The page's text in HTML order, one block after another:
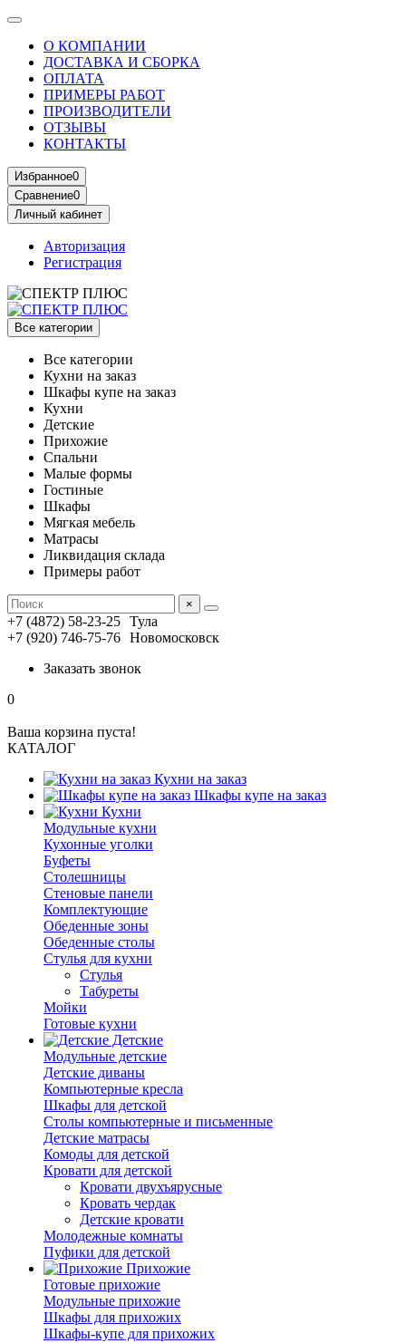
О КОМПАНИИ
ДОСТАВКА И СБОРКА
ОПЛАТА
ПРИМЕРЫ РАБОТ
ПРОИЗВОДИТЕЛИ
ОТЗЫВЫ
КОНТАКТЫ
Избранное0
Сравнение0
Личный кабинет
Авторизация
Регистрация
Все категории
Все категории
Кухни на заказ
Шкафы купе на заказ
Кухни
Детские
Прихожие
Спальни
Малые формы
Гостиные
Шкафы
Мягкая мебель
Матрасы
Ликвидация склада
Примеры работ
×
+7 (4872) 58-23-25 Тула
+7 (920) 746-75-76 Новомосковск
Заказать звонок
0
Ваша корзина пуста!
КАТАЛОГ
Кухни на заказ
Шкафы купе на заказ
Кухни
Модульные кухни
Кухонные уголки
Буфеты
Столешницы
Стеновые панели
Комплектующие
Обеденные зоны
Обеденные столы
Стулья для кухни
Cтулья
Табуреты
Мойки
Готовые кухни
Детские
Модульные детские
Детские диваны
Компьютерные кресла
Шкафы для детской
Столы компьютерные и письменные
Детские матрасы
Комоды для детской
Кровати для детской
Кровати двухъярусные
Кровать чердак
Детские кровати
Молодежные комнаты
Пуфики для детской
Прихожие
Готовые прихожие
Модульные прихожие
Шкафы для прихожих
Шкафы-купе для прихожих